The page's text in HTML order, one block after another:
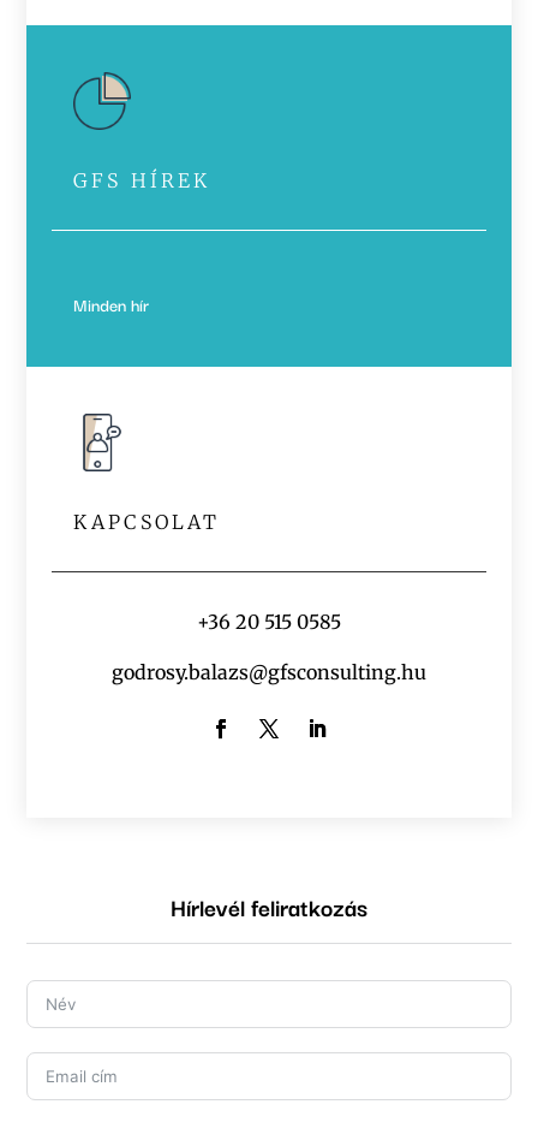
GFS HÍREK
Minden hír
KAPCSOLAT
+36 20 515 0585
godrosy.balazs@gfsconsulting.hu
Hírlevél feliratkozás